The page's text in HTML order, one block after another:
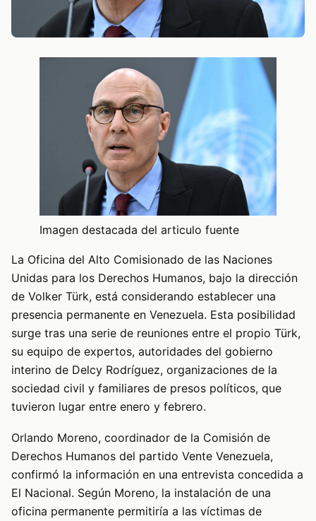
Imagen destacada del articulo fuente
La Oficina del Alto Comisionado de las Naciones
Unidas para los Derechos Humanos, bajo la dirección
de Volker Türk, está considerando establecer una
presencia permanente en Venezuela. Esta posibilidad
surge tras una serie de reuniones entre el propio Türk,
su equipo de expertos, autoridades del gobierno
interino de Delcy Rodríguez, organizaciones de la
sociedad civil y familiares de presos políticos, que
tuvieron lugar entre enero y febrero.
Orlando Moreno, coordinador de la Comisión de
Derechos Humanos del partido Vente Venezuela,
confirmó la información en una entrevista concedida a
El Nacional. Según Moreno, la instalación de una
oficina permanente permitiría a las víctimas de